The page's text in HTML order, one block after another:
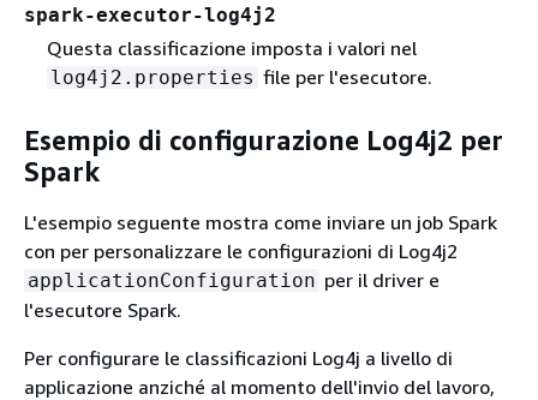
spark-executor-log4j2
Questa classificazione imposta i valori nel
log4j2.properties file per l'esecutore.
Esempio di configurazione Log4j2 per
Spark
L'esempio seguente mostra come inviare un job Spark
con per personalizzare le configurazioni di Log4j2
applicationConfiguration per il driver e
l'esecutore Spark.
Per configurare le classificazioni Log4j a livello di
applicazione anziché al momento dell'invio del lavoro,